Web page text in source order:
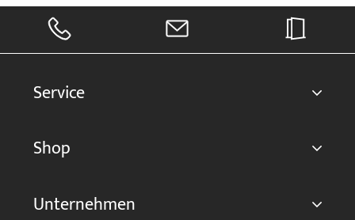
Service
Shop
Unternehmen